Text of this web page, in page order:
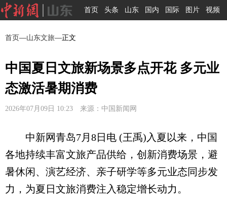
首页 头条 山东 国内 国际 图片 视频
首页—山东文旅—正文
中国夏日文旅新场景多点开花 多元业
态激活暑期消费
2026年07月09日 10:23 来源：中国新闻网
中新网青岛7月8日电 (王禹)入夏以来，中国
各地持续丰富文旅产品供给，创新消费场景，避
暑休闲、演艺经济、亲子研学等多元业态同步发
力，为夏日文旅消费注入稳定增长动力。